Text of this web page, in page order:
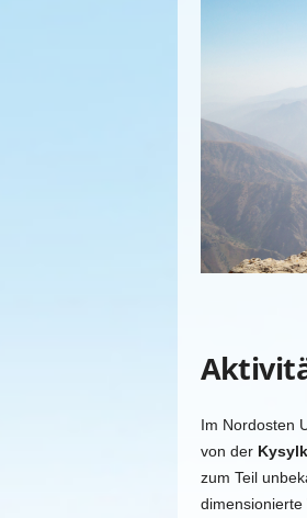
Im Nordosten
von der
zum Teil